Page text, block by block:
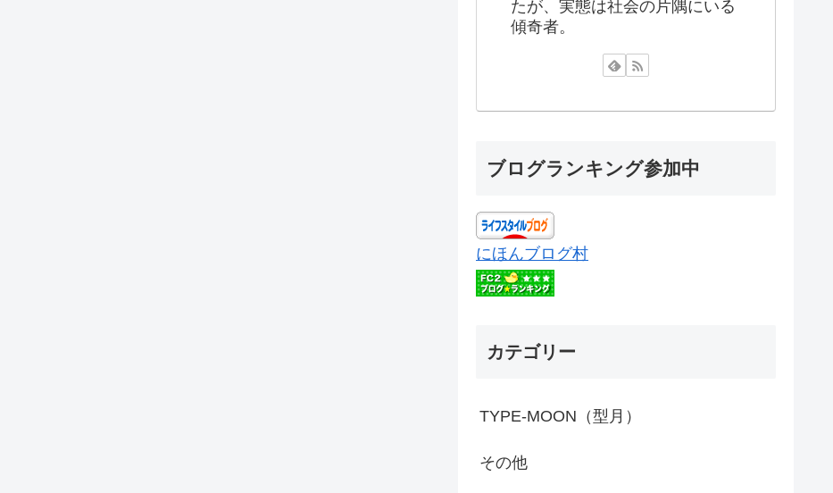
たが、実態は社会の片隅にいる
傾奇者。
ブログランキング参加中
にほんブログ村
カテゴリー
TYPE-MOON（型月）
その他